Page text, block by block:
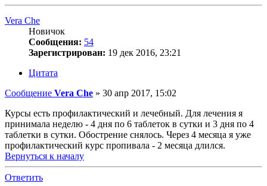
Vera Che
Новичок
Сообщения: 54
Зарегистрирован: 19 дек 2016, 23:21
Цитата
Сообщение Vera Che » 30 апр 2017, 15:02
Курсы есть профилактический и лечебный. Для лечения я
принимала неделю - 4 дня по 6 таблеток в сутки и 3 дня по 4
таблетки в сутки. Обострение снялось. Через 4 месяца я уже
профилактический курс пропивала - 2 месяца длился.
Вернуться к началу
Ответить